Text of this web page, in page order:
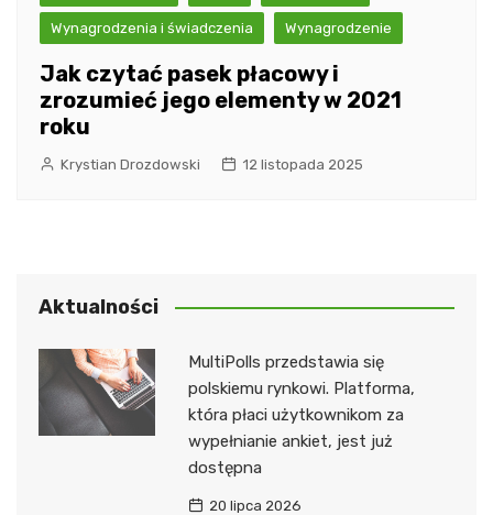
Wynagrodzenia i świadczenia Wynagrodzenie
Jak czytać pasek płacowy i
zrozumieć jego elementy w 2021
roku
Krystian Drozdowski 12 listopada 2025
Aktualności
MultiPolls przedstawia się
polskiemu rynkowi. Platforma,
która płaci użytkownikom za
wypełnianie ankiet, jest już
dostępna
20 lipca 2026